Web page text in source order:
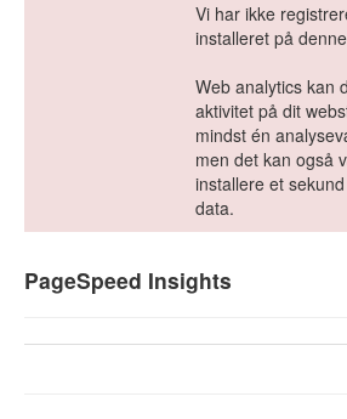
Vi har ikke
installeret på
Web analytics kan
aktivitet på dit
mindst én
men det kan også
installere et
data.
PageSpeed Insights